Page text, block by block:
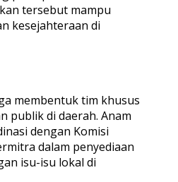
tersebut mampu
kesejahteraan di
membentuk tim khusus
publik di daerah. Anam
dengan Komisi
dalam penyediaan
isu-isu lokal di